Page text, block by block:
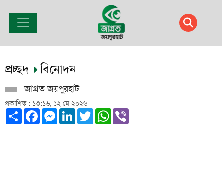
প্রচ্ছদ বিনোদন
জাগ্রত জয়পুরহাট
প্রকাশিত : ১৩:১৬, ১২ মে ২০২৬
ShareFacebook
Messenger
LinkedIn
TwitterWhatsApp